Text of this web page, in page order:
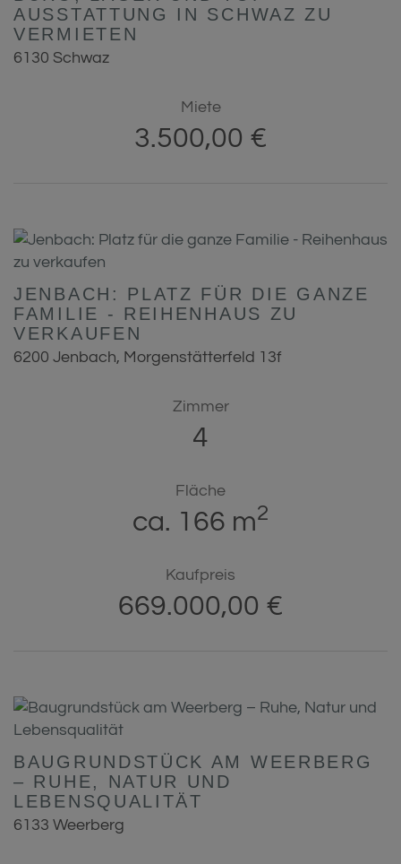
AUSSTATTUNG IN SCHWAZ ZU
VERMIETEN
6130 Schwaz
Miete
3.500,00 €
JENBACH: PLATZ FÜR DIE GANZE
FAMILIE - REIHENHAUS ZU
VERKAUFEN
6200 Jenbach, Morgenstätterfeld 13f
Zimmer
4
Fläche
ca. 166 m2
Kaufpreis
669.000,00 €
BAUGRUNDSTÜCK AM WEERBERG
– RUHE, NATUR UND
LEBENSQUALITÄT
6133 Weerberg